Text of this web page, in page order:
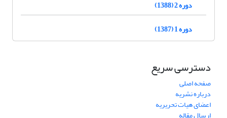
دوره 2 (1388)
دوره 1 (1387)
دسترسی سریع
صفحه اصلی
درباره نشریه
اعضای هیات تحریریه
ارسال مقاله